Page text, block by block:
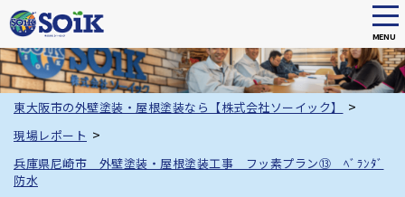
Skip
to
main
content
MENU
東大阪市の外壁塗装・屋根塗装なら【株式会社ソーイック】 >
現場レポート >
兵庫県尼崎市 外壁塗装・屋根塗装工事 フッ素プラン⑬ ﾍﾞﾗﾝﾀﾞ
防水